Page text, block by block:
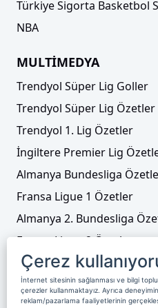
Türkiye Sigorta Basketbol
NBA
MULTİMEDYA
Trendyol Süper Lig Goller
Trendyol Süper Lig Özetler
Trendyol 1. Lig Özetler
İngiltere Premier Lig
Almanya Bundesliga
Fransa Ligue 1 Özetler
Almanya 2. Bundesliga
Fransa Ligue 2 Özetler
Tenis
Video Liste
Çerez
İnternet sitesinin sağlanması ve bilgi
çerezler kullanmaktayız. Ayrıca
reklam/pazarlama faaliyetlerinin